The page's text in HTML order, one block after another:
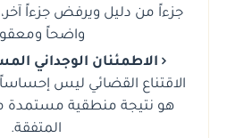
جزءاً من دليل ويرفض جزءاً
واضحاً
الاطمئنان الوجداني
الاقتناع القضائي ليس
هو نتيجة منطقية مستمدة من
المتفقة.